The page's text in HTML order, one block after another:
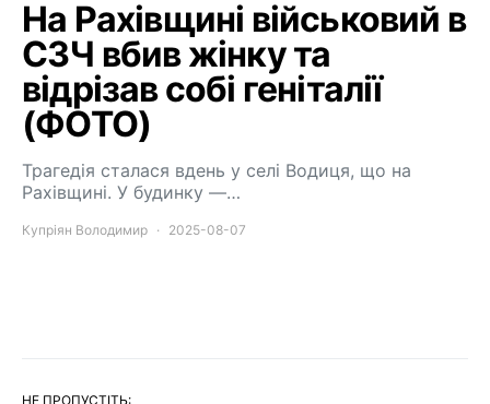
На Рахівщині військовий в
СЗЧ вбив жінку та
відрізав собі геніталії
(ФОТО)
Трагедія сталася вдень у селі Водиця, що на
Рахівщині. У будинку —…
Купріян Володимир 2025-08-07
НЕ ПРОПУСТІТЬ: